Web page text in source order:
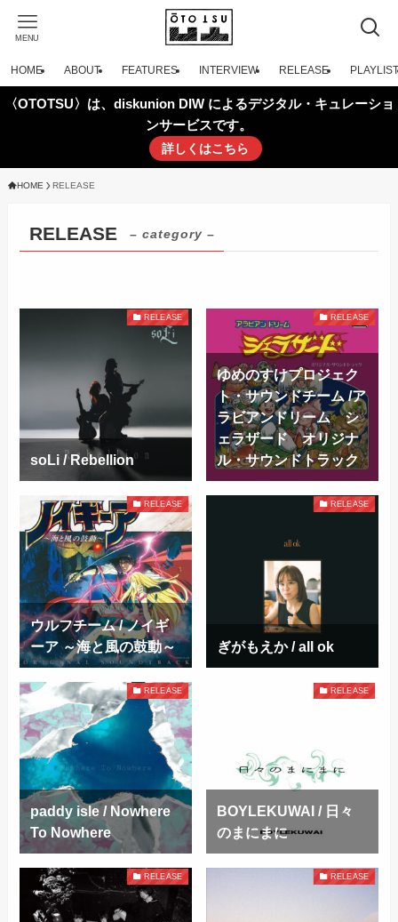
MENU
HOME ABOUT FEATURES INTERVIEW RELEASE PLAYLIST
〈OTOTSU〉は、diskunion DIW によるデジタル・キュレーショ
ンサービスです。
詳しくはこちら
HOME RELEASE
RELEASE – category –
RELEASE
soLi / Rebellion
RELEASE
ゆめのすけプロジェク
ト・サウンドチーム /ア
ラビアンドリーム シ
ェラザード オリジナ
ル・サウンドトラック
RELEASE
ウルフチーム / ノイギ
ーア ～海と風の鼓動～
RELEASE
ぎがもえか / all ok
RELEASE
paddy isle / Nowhere
To Nowhere
RELEASE
BOYLEKUWAI / 日々
のまにまに
RELEASE RELEASE